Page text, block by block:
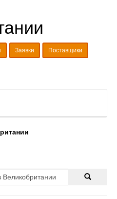
Заявки Поставщики